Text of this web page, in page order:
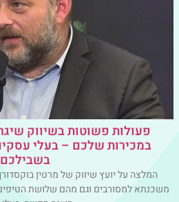
פעולות פשוטות בשיווק
במכירות שלכם – בעלי
בשבילכם
המלצה על יועץ שיווק של מרטין
משכנתא למסורבים וגם מהם שלושת